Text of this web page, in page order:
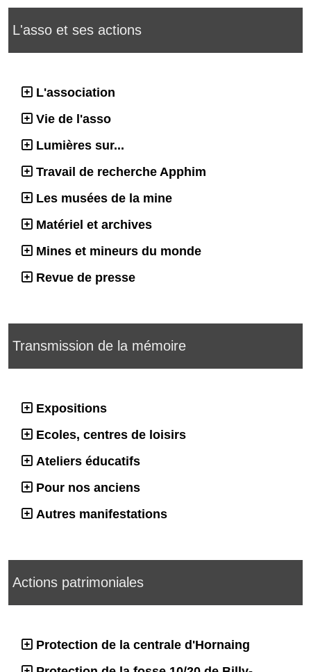
L'asso et ses actions
L'association
Vie de l'asso
Lumières sur...
Travail de recherche Apphim
Les musées de la mine
Matériel et archives
Mines et mineurs du monde
Revue de presse
Transmission de la mémoire
Expositions
Ecoles, centres de loisirs
Ateliers éducatifs
Pour nos anciens
Autres manifestations
Actions patrimoniales
Protection de la centrale d'Hornaing